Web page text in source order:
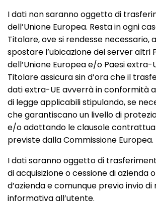
I dati non saranno oggetto di
dell’Unione Europea. Resta in ogni
Titolare, ove si rendesse necessario,
spostare l’ubicazione dei server altri
dell’Unione Europea e/o Paesi extra-
Titolare assicura sin d’ora che il
dati extra-UE avverrà in conformità
di legge applicabili stipulando, se
che garantiscano un livello di
e/o adottando le clausole
previste dalla Commissione Europea.
I dati saranno oggetto di
di acquisizione o cessione di azienda
d’azienda e comunque previo invio di
informativa all’utente.